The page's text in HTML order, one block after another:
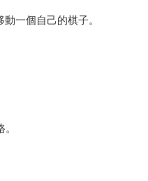
一個自己的棋子。